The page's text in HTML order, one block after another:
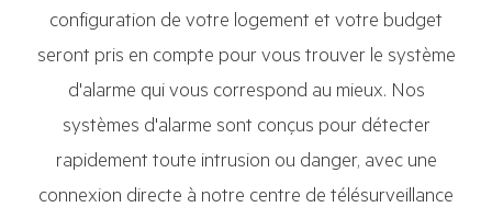
configuration de votre logement et votre budget
seront pris en compte pour vous trouver le système
d'alarme qui vous correspond au mieux. Nos
systèmes d'alarme sont conçus pour détecter
rapidement toute intrusion ou danger, avec une
connexion directe à notre centre de télésurveillance